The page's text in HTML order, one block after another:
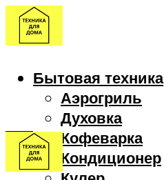
Бытовая техника
Аэрогриль
Духовка
Кофеварка
Кондиционер